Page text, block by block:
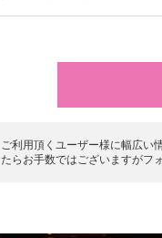
ご利用頂くユーザー様に幅広い
たらお手数ではございますがフ